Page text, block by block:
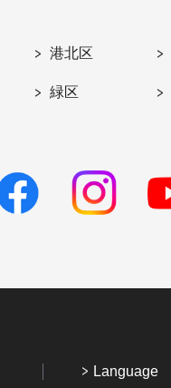
港北区
緑区
Language